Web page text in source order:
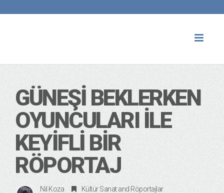
GÜNEŞI BEKLERKEN
OYUNCULARI İLE
KEYIFLI BIR
RÖPORTAJ
Nil Koza Kültür Sanatand Röportajlar